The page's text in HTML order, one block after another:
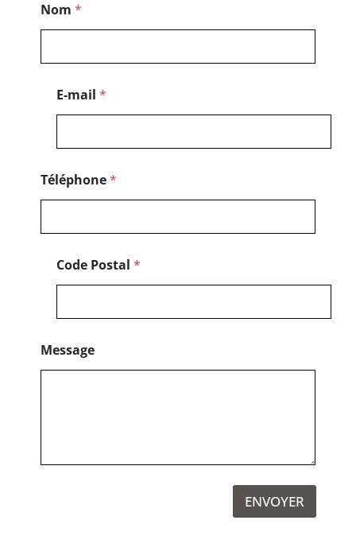
*
*
Nom *
E-mail *
Téléphone*
Code Postal *
Message
ENVOYER